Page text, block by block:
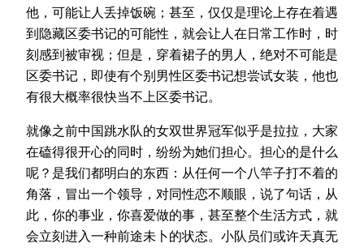
他，可能让人丢掉饭碗；甚至，仅仅是理论上存在着遇
到隐藏区委书记的可能性，就会让人在日常工作时，时
刻感到被审视；但是，穿着裙子的男人，绝对不可能是
区委书记，即使有个别男性区委书记想尝试女装，他也
有很大概率很快当不上区委书记。
就像之前中国跳水队的女双世界冠军似乎是拉拉，大家
在磕得很开心的同时，纷纷为她们担心。担心的是什么
呢？是我们都明白的东西：从任何一个八竿子打不着的
角落，冒出一个领导，对同性恋不顺眼，说了句话，从
此，你的事业，你喜爱做的事，甚至整个生活方式，就
会立刻进入一种前途未卜的状态。小队员们或许天真无